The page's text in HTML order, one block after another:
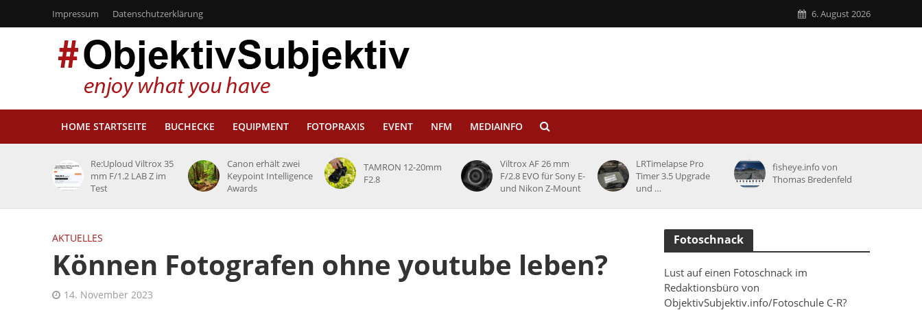
Impressum Datenschutzerklärung 6. August 2026
HOME STARTSEITE BUCHECKE EQUIPMENT FOTOPRAXIS EVENT NFM MEDIAINFO
Re:Uploud Viltrox 35
mm F/1.2 LAB Z im
Test
Canon erhält zwei
Keypoint Intelligence
Awards
TAMRON 12-20mm
F2.8
Viltrox AF 26 mm
F/2.8 EVO für Sony E-
und Nikon Z-Mount
LRTimelapse Pro
Timer 3.5 Upgrade
und …
fisheye.info von
Thomas Bredenfeld
AKTUELLES
Können Fotografen ohne youtube leben?
14. November 2023
Fotoschnack
Lust auf einen Fotoschnack im
Redaktionsbüro von
ObjektivSubjektiv.info/Fotoschule C-R?